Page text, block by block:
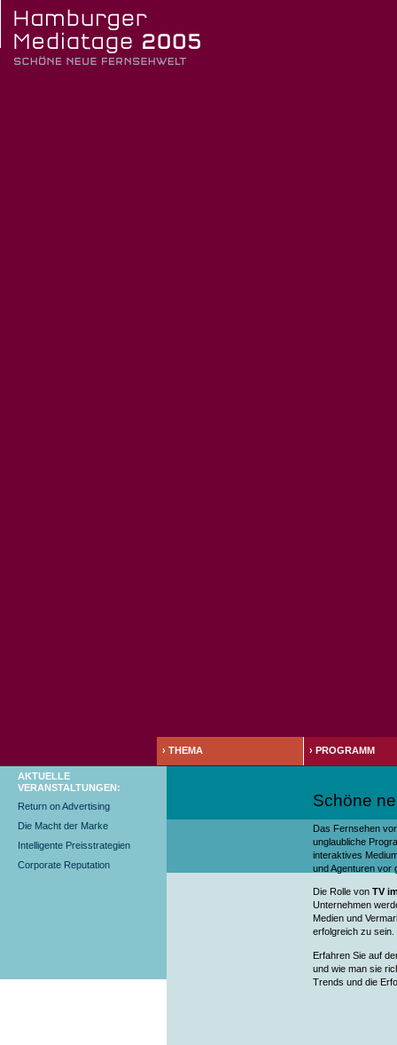
› THEMA › PROGRAMM
Schöne
Das Fernsehen
unglaubliche
interaktives
und Agenturen vor
Die Rolle von TV
Unternehmen
Medien und
erfolgreich zu sein.
Erfahren Sie auf
und wie man sie
Trends und die
AKTUELLE
VERANSTALTUNGEN:
Return on Advertising
Die Macht der Marke
Intelligente Preisstrategien
Corporate Reputation